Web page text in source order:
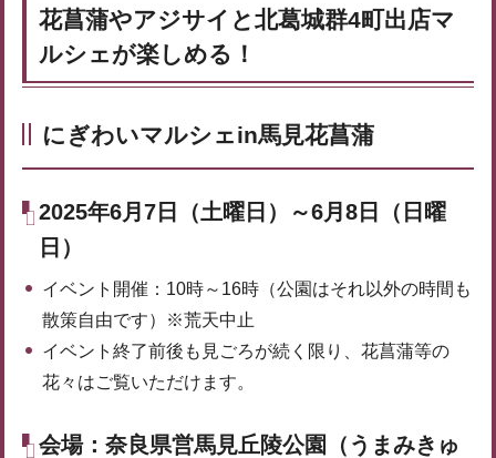
花菖蒲やアジサイと北葛城群4町出店マ
ルシェが楽しめる！
にぎわいマルシェin馬見花菖蒲
2025年6月7日（土曜日）～6月8日（日曜
日）
イベント開催：10時～16時（公園はそれ以外の時間も
散策自由です）※荒天中止
イベント終了前後も見ごろが続く限り、花菖蒲等の
花々はご覧いただけます。
会場：奈良県営馬見丘陵公園（うまみきゅ